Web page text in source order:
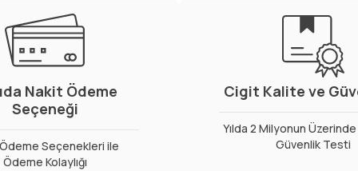
Nakit Ödeme
Seçeneği
Ödeme Seçenekleri ile
Ödeme Kolaylığı
Cigit Kalite ve
Yılda 2 Milyonun
Güvenlik Testi